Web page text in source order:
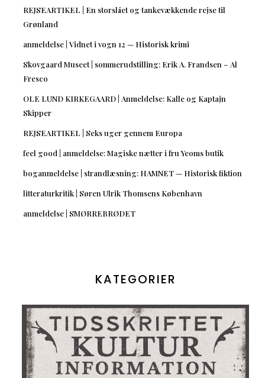
REJSEARTIKEL | En storslået og tankevækkende rejse til
Grønland
anmeldelse | Vidnet i vogn 12 — Historisk krimi
Skovgaard Museet | sommerudstilling: Erik A. Frandsen – Al
Fresco
OLE LUND KIRKEGAARD | Anmeldelse: Kalle og Kaptajn
Skipper
REJSEARTIKEL | Seks uger gennem Europa
feel good | anmeldelse: Magiske nætter i fru Yeoms butik
boganmeldelse | strandlæsning: HAMNET — Historisk fiktion
litteraturkritik | Søren Ulrik Thomsens København
anmeldelse | SMØRREBRØDET
KATEGORIER